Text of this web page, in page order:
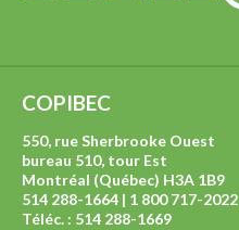
COPIBEC
550, rue Sherbrooke Ouest
bureau 510, tour Est
Montréal (Québec) H3A 1B9
514 288-1664 | 1 800 717-2022
Téléc. : 514 288-1669